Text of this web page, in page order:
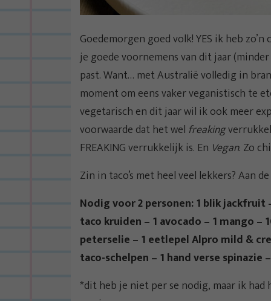
Goedemorgen goed volk! YES ik heb
je goede voornemens van dit jaar
past. Want… met Australië volledig in
moment om eens vaker veganistisch te
vegetarisch en dit jaar wil ik ook meer
voorwaarde dat het wel freaking
FREAKING verrukkelijk is. En Vegan. Zo
Zin in taco’s met heel veel lekkers? Aan de
Nodig voor 2 personen: 1 blik jackfruit
taco kruiden – 1 avocado – 1 mango
peterselie – 1 eetlepel Alpro mild &
taco-schelpen – 1 hand verse spinazie
*dit heb je niet per se nodig, maar ik